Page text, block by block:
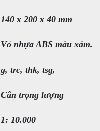
140 x 200 x 40 mm
Vỏ nhựa ABS màu xám.
g, trc, thk, tsg,
Cân trọng lượng
1: 10.000